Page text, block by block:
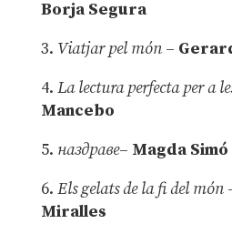
Borja Segura
3. Viatjar pel món –
4. La lectura perfecta per a
Mancebo
5. наздраве– Magda Simó
6. Els gelats de la fi del món
Miralles